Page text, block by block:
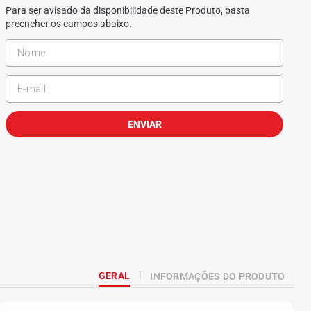
Para ser avisado da disponibilidade deste Produto, basta
preencher os campos abaixo.
ENVIAR
GERAL INFORMAÇÕES DO PRODUTO